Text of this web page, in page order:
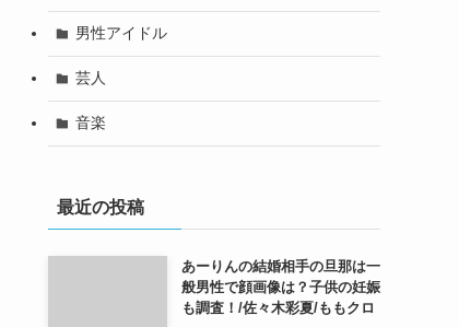
男性アイドル
芸人
音楽
最近の投稿
あーりんの結婚相手の旦那は一
般男性で顔画像は？子供の妊娠
も調査！/佐々木彩夏/ももクロ